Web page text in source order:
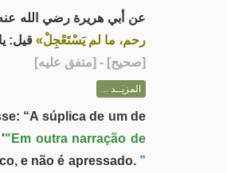
عن أبي هريرة رضي الله
رحم، ما لم يَسْتَعْجِلْ» قيل:
[صحيح] - [متفق عليه]
المزيــد ...
“A súplica de um de
"Em outra narração de
e não é apressado.”